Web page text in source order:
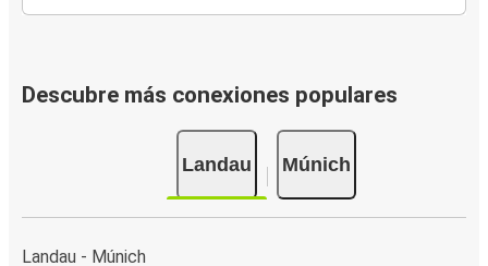
Descubre más conexiones populares
Landau Múnich
Landau - Múnich